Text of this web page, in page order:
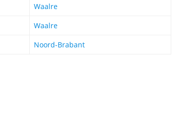
Waalre
Waalre
Noord-Brabant